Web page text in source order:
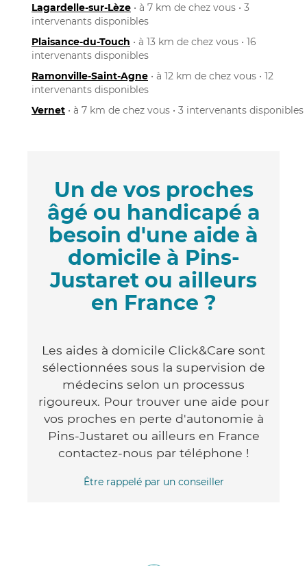
Lagardelle-sur-Lèze • à 7 km de chez vous • 3
intervenants disponibles
Plaisance-du-Touch • à 13 km de chez vous • 16
intervenants disponibles
Ramonville-Saint-Agne • à 12 km de chez vous • 12
intervenants disponibles
Vernet • à 7 km de chez vous • 3 intervenants disponibles
Un de vos proches
âgé ou handicapé a
besoin d'une aide à
domicile à Pins-
Justaret ou ailleurs
en France ?
Les aides à domicile Click&Care sont
sélectionnées sous la supervision de
médecins selon un processus
rigoureux. Pour trouver une aide pour
vos proches en perte d'autonomie à
Pins-Justaret ou ailleurs en France
contactez-nous par téléphone !
Être rappelé par un conseiller